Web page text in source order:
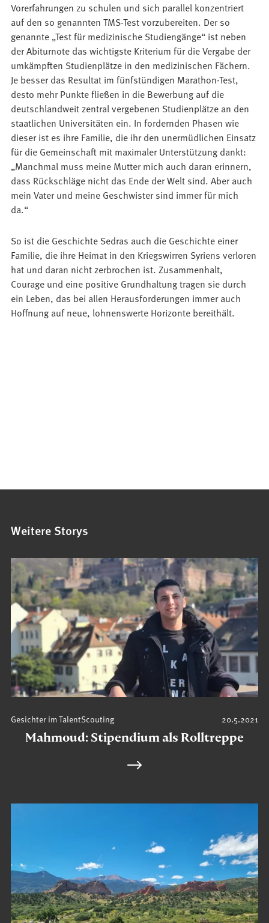
Vorerfahrungen zu schulen und sich parallel konzentriert
auf den so genannten TMS-Test vorzubereiten. Der so
genannte „Test für medizinische Studiengänge“ ist neben
der Abiturnote das wichtigste Kriterium für die Vergabe der
umkämpften Studienplätze in den medizinischen Fächern.
Je besser das Resultat im fünfstündigen Marathon-Test,
desto mehr Punkte fließen in die Bewerbung auf die
deutschlandweit zentral vergebenen Studienplätze an den
staatlichen Universitäten ein. In fordernden Phasen wie
dieser ist es ihre Familie, die ihr den unermüdlichen Einsatz
für die Gemeinschaft mit maximaler Unterstützung dankt:
„Manchmal muss meine Mutter mich auch daran erinnern,
dass Rückschläge nicht das Ende der Welt sind. Aber auch
mein Vater und meine Geschwister sind immer für mich
da.“
So ist die Geschichte Sedras auch die Geschichte einer
Familie, die ihre Heimat in den Kriegswirren Syriens verloren
hat und daran nicht zerbrochen ist. Zusammenhalt,
Courage und eine positive Grundhaltung tragen sie durch
ein Leben, das bei allen Herausforderungen immer auch
Hoffnung auf neue, lohnenswerte Horizonte bereithält.
Weitere Storys
20.5.2021
Gesichter im TalentScouting
Mahmoud: Stipendium als Rolltreppe